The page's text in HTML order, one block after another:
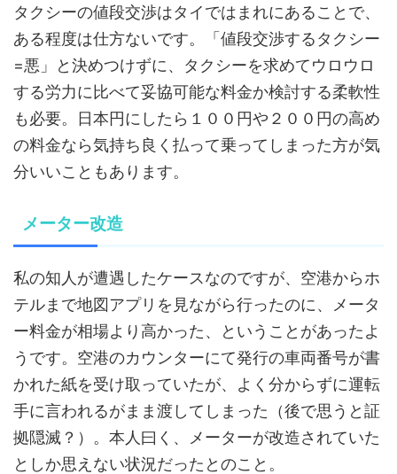
タクシーの値段交渉はタイではまれにあることで、
ある程度は仕方ないです。「値段交渉するタクシー
=悪」と決めつけずに、タクシーを求めてウロウロ
する労力に比べて妥協可能な料金か検討する柔軟性
も必要。日本円にしたら１００円や２００円の高め
の料金なら気持ち良く払って乗ってしまった方が気
分いいこともあります。
メーター改造
私の知人が遭遇したケースなのですが、空港からホ
テルまで地図アプリを見ながら行ったのに、メータ
ー料金が相場より高かった、ということがあったよ
うです。空港のカウンターにて発行の車両番号が書
かれた紙を受け取っていたが、よく分からずに運転
手に言われるがまま渡してしまった（後で思うと証
拠隠滅？）。本人曰く、メーターが改造されていた
としか思えない状況だったとのこと。